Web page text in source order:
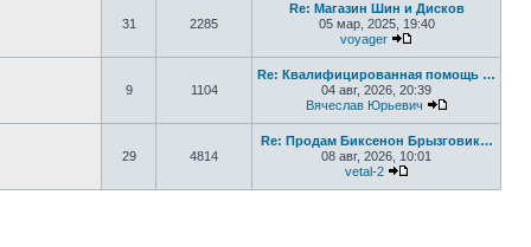
31 2285
Re: Магазин Шин и Дисков
05 мар, 2025, 19:40
voyager
9 1104
Re: Квалифицированная помощь …
04 авг, 2026, 20:39
Вячеслав Юрьевич
29 4814
Re: Продам Биксенон Брызговик…
08 авг, 2026, 10:01
vetal-2